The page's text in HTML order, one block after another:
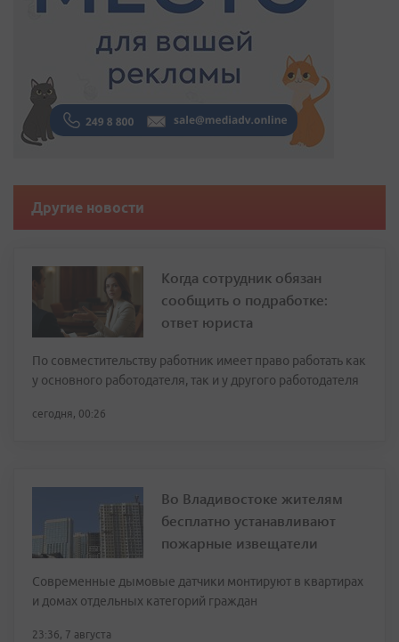
Другие новости
Когда сотрудник обязан
сообщить о подработке:
ответ юриста
По совместительству работник имеет право работать как
у основного работодателя, так и у другого работодателя
сегодня, 00:26
Во Владивостоке жителям
бесплатно устанавливают
пожарные извещатели
Современные дымовые датчики монтируют в квартирах
и домах отдельных категорий граждан
23:36, 7 августа